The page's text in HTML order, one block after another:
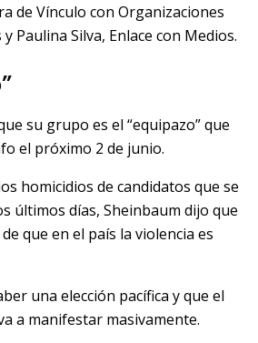
de Vínculo con Organizaciones
Paulina Silva, Enlace con Medios.
su grupo es el “equipazo” que
el próximo 2 de junio.
homicidios de candidatos que se
últimos días, Sheinbaum dijo que
que en el país la violencia es
una elección pacífica y que el
a manifestar masivamente.